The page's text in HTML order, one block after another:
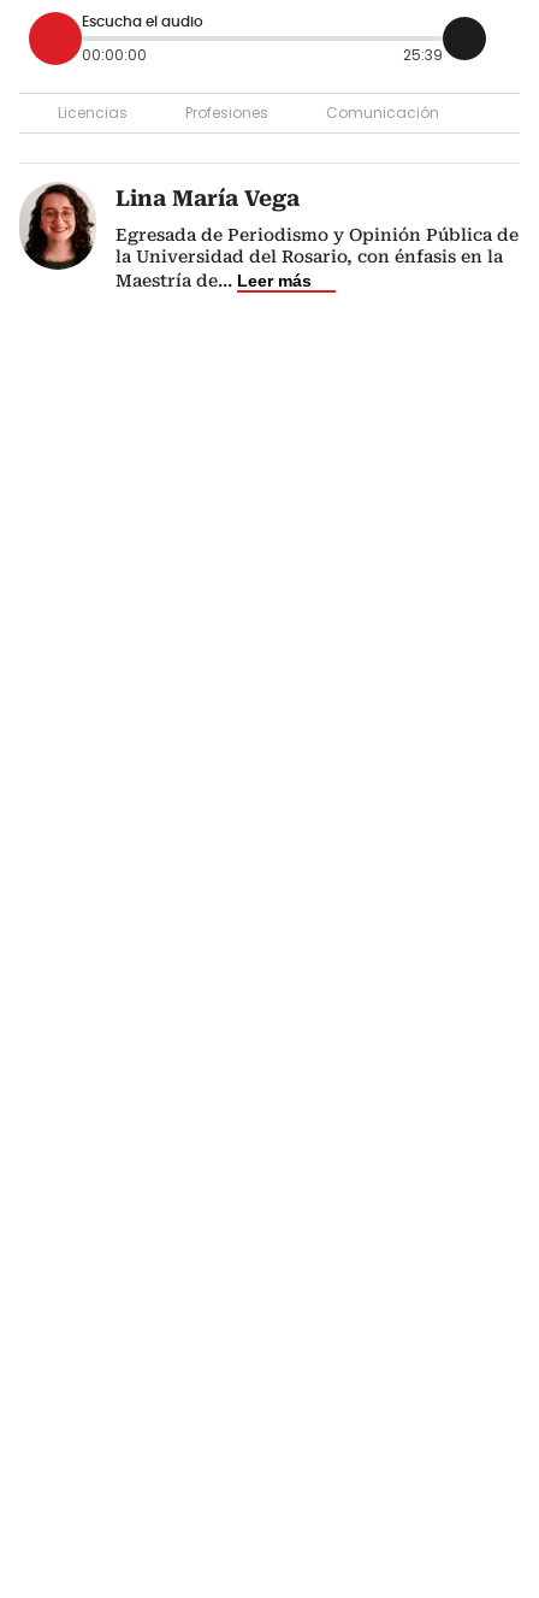
Escucha el audio
00:00:00 25:39
Licencias Profesiones Comunicación
Lina María Vega
Egresada de Periodismo y Opinión Pública de
la Universidad del Rosario, con énfasis en la
Maestría de... Leer más